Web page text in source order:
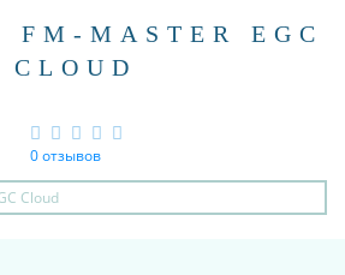
FM-MASTER EGC
CLOUD
0 отзывов